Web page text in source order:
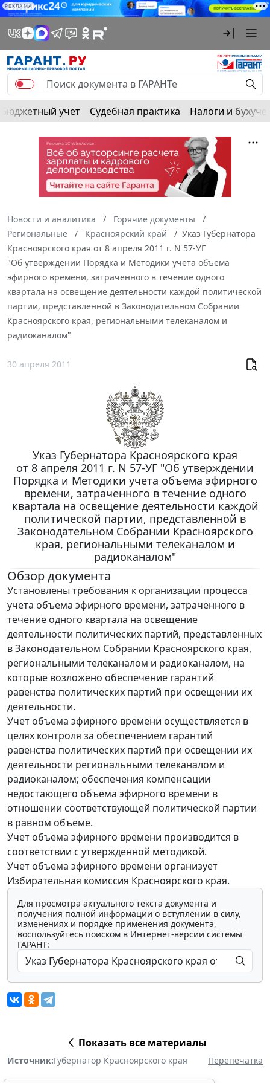
РЕКЛАМА
Бюджетный учет Судебная практика Налоги и
Новости и аналитика
Горячие документы
Региональные
Красноярский край
Указ Губернатора
Красноярского края от 8 апреля 2011 г. N 57-УГ
"Об утверждении Порядка и Методики учета объема
эфирного времени, затраченного в течение одного
квартала на освещение деятельности каждой политической
партии, представленной в Законодательном Собрании
Красноярского края, региональными телеканалом и
радиоканалом"
30 апреля 2011
Указ Губернатора Красноярского края
от 8 апреля 2011 г. N 57-УГ "Об утверждении
Порядка и Методики учета объема эфирного
времени, затраченного в течение одного
квартала на освещение деятельности каждой
политической партии, представленной в
Законодательном Собрании Красноярского
края, региональными телеканалом и
радиоканалом"
Обзор документа
Установлены требования к организации процесса
учета объема эфирного времени, затраченного в
течение одного квартала на освещение
деятельности политических партий, представленных
в Законодательном Собрании Красноярского края,
региональными телеканалом и радиоканалом, на
которые возложено обеспечение гарантий
равенства политических партий при освещении их
деятельности.
Учет объема эфирного времени осуществляется в
целях контроля за обеспечением гарантий
равенства политических партий при освещении их
деятельности региональными телеканалом и
радиоканалом; обеспечения компенсации
недостающего объема эфирного времени в
отношении соответствующей политической партии
в равном объеме.
Учет объема эфирного времени производится в
соответствии с утвержденной методикой.
Учет объема эфирного времени организует
Избирательная комиссия Красноярского края.
Для просмотра актуального текста документа и
получения полной информации о вступлении в силу,
изменениях и порядке применения документа,
воспользуйтесь поиском в Интернет-версии системы
ГАРАНТ:
Показать все материалы
Источник:Губернатор Красноярского края Перепечатка